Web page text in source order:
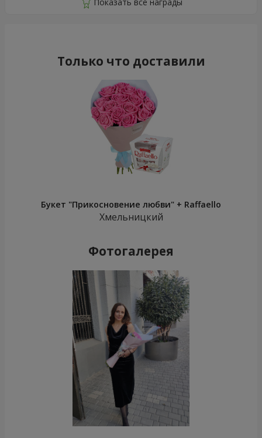
Только что доставили
Букет "Прикосновение любви" + Raffaello
Хмельницкий
Фотогалерея